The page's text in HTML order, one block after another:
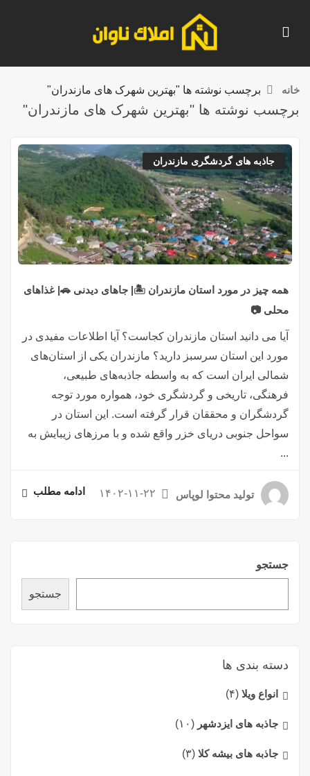
خانه برچسب نوشته ها "بهترین شهرک های مازندران"
برچسب نوشته ها "بهترین شهرک های مازندران"
جستجو
جستجو
دسته بندی ها
انواع ویلا (۴)
جاذبه های ایزدشهر (۱۰)
جاذبه های بیشه کلا (۳)
جاذبه های گردشگری مازندران
همه چیز در مورد استان مازندران 🏝️| جاهای دیدنی 🚗| غذاهای
محلی 📷
آیا می دانید استان مازندران کجاست؟ آیا اطلاعات مفیدی در
مورد این استان سرسبز دارید؟ مازندران یکی از استان‌های
شمالی ایران است که به واسطه جاذبه‌های طبیعی،
فرهنگی، تاریخی و گردشگری خود، همواره مورد توجه
گردشگران و محققان قرار گرفته است. این استان در
سواحل جنوبی دریای خزر واقع شده و با مرزهای زیبایش به
...
تولید محتوا لوپاس ۱۴۰۲-۱۱-۲۲ ادامه مطلب